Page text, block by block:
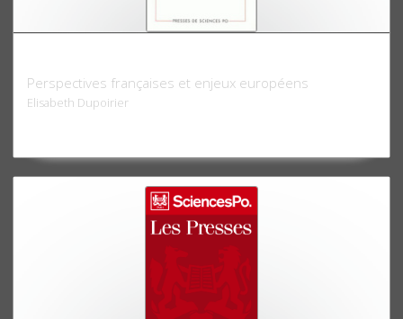
Perspectives françaises et enjeux européens
Elisabeth Dupoirier